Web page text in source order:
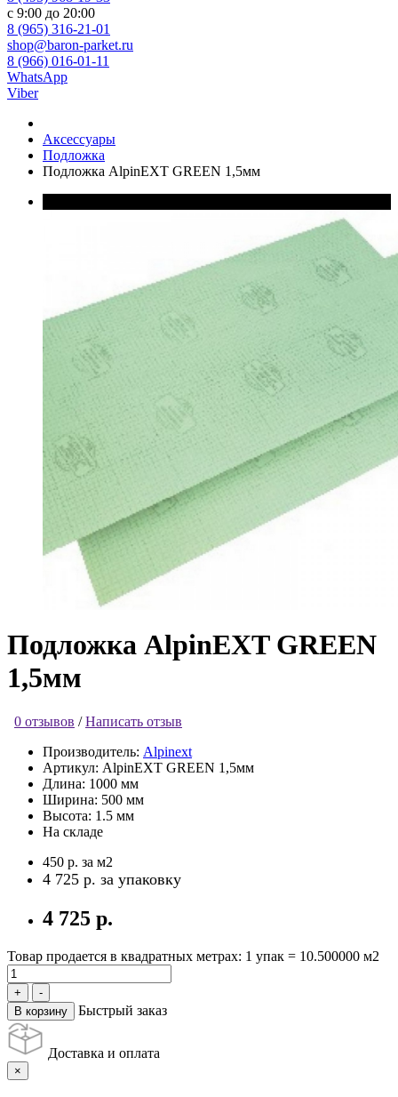
с 9:00 до 20:00
8 (965) 316-21-01
shop@baron-parket.ru
8 (966) 016-01-11
WhatsApp
Viber
Аксессуары
Подложка
Подложка AlpinEXT GREEN 1,5мм
Подложка AlpinEXT GREEN
1,5мм
0 отзывов /Написать отзыв
Производитель: Alpinext
Артикул: AlpinEXT GREEN 1,5мм
Длина: 1000 мм
Ширина: 500 мм
Высота: 1.5 мм
На складе
450 р. за м2
4 725 р. за упаковку
4 725 р.
Товар продается в квадратных метрах: 1 упак = 10.500000 м2
В корзину Быстрый заказ
Доставка и оплата
×